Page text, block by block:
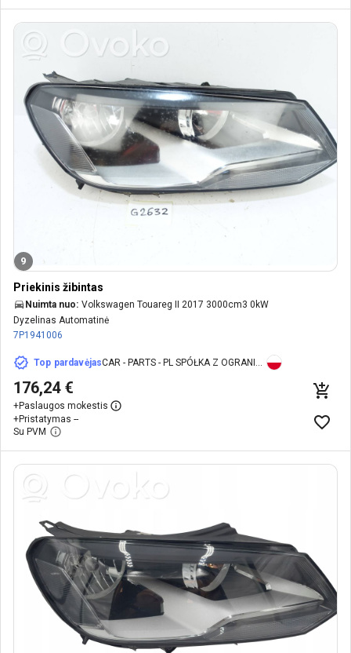
9
Priekinis žibintas
Nuimta nuo: Volkswagen Touareg II 2017 3000cm3 0kW
Dyzelinas Automatinė
7P1941006
Top pardavėjas
176,24 €
+Paslaugos mokestis
+Pristatymas --
Su PVM